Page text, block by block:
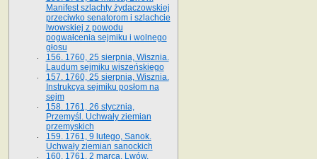
Manifest szlachty żydaczowskiej
przeciwko senatorom i szlachcie
lwowskiej z po­wodu
pogwałcenia sejmiku i wolnego
głosu
156. 1760, 25 sierpnia, Wisznia.
Laudum sejmiku wiszeńskiego
157. 1760, 25 sierpnia, Wisznia.
Instrukcya sejmiku posłom na
sejm
158. 1761, 26 stycznia,
Przemyśl. Uchwały ziemian
przemyskich
159. 1761, 9 lutego, Sanok.
Uchwały ziemian sanockich
160. 1761, 2 marca, Lwów.